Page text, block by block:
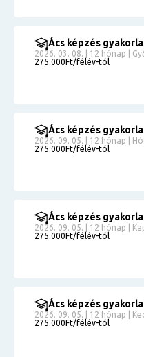
Ács képzés
2026. 03. 08. | 12 hónap |
275.000Ft/félév-tól
Ács képzés
2026. 09. 05. | 12 hónap |
275.000Ft/félév-tól
Ács képzés
2026. 09. 05. | 12 hónap |
275.000Ft/félév-tól
Ács képzés
2026. 09. 05. | 12 hónap |
275.000Ft/félév-tól